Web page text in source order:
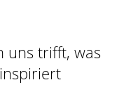
uns trifft, was